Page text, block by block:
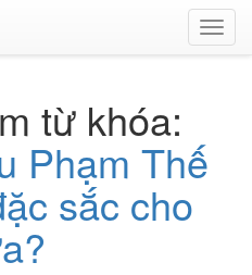
từ khóa:
Phạm Thế
sắc cho